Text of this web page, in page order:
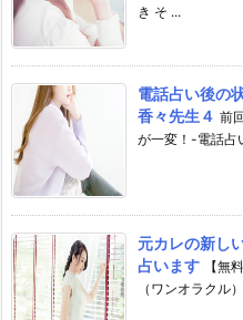
き そ ...
電話占い後の
香々先生４ 前
が一変！-電話占
元カレの新し
占います
【無
（ワンオラクル